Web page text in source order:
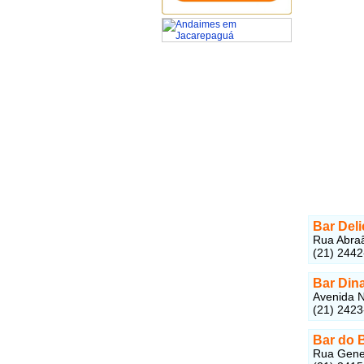
Bar
Rua
(21)
Bar
Avenida
(21)
Bar do
Rua